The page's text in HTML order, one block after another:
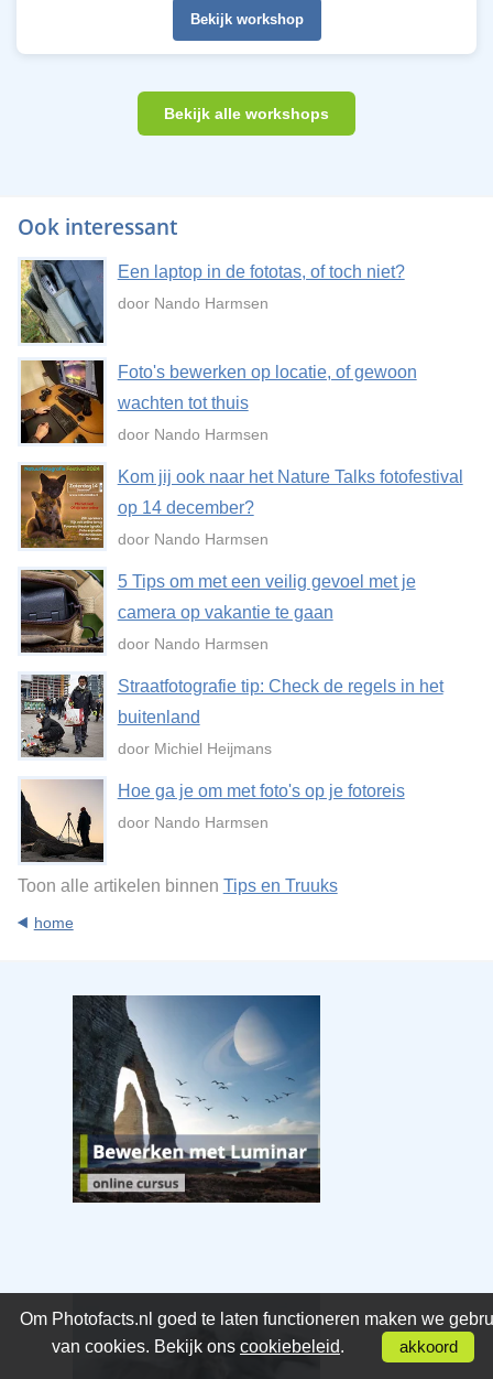
Bekijk workshop
Bekijk alle workshops
Ook interessant
Een laptop in de fototas, of toch niet?
door Nando Harmsen
Foto's bewerken op locatie, of gewoon
wachten tot thuis
door Nando Harmsen
Kom jij ook naar het Nature Talks fotofestival
op 14 december?
door Nando Harmsen
5 Tips om met een veilig gevoel met je
camera op vakantie te gaan
door Nando Harmsen
Straatfotografie tip: Check de regels in het
buitenland
door Michiel Heijmans
Hoe ga je om met foto's op je fotoreis
door Nando Harmsen
Toon alle artikelen binnen Tips en Truuks
home
Om Photofacts.nl goed te laten functioneren maken we
van cookies. Bekijk ons cookiebeleid. akkoord